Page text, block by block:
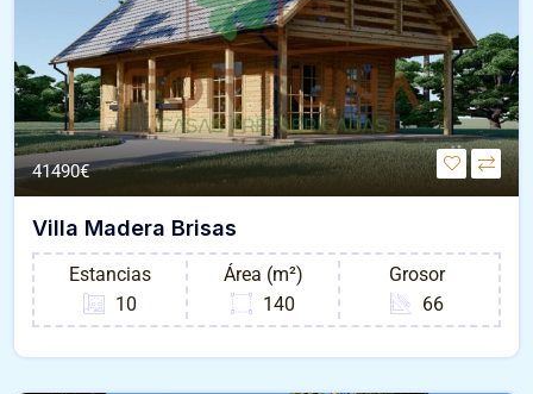
41490€
Villa Madera Brisas
Estancias
10
Área (m²)
140
Grosor
66